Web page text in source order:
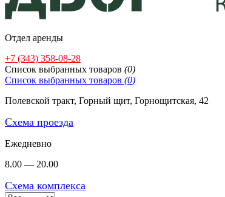
Отдел аренды
+7 (343) 358-08-28
Cписок выбранных товаров (0)
Cписок выбранных товаров (0)
Полевской тракт, Горный щит, Горнощитская, 42
Схема проезда
Ежедневно
8.00 — 20.00
Схема комплекса